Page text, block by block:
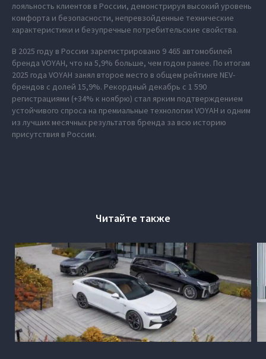
лояльность клиентов в России, демонстрируя высокий уровень
комфорта и безопасности, непревзойденные технические
характеристики и безупречные потребительские свойства.
В 2025 году в России зарегистрировано 9 465 автомобилей
бренда VOYAH, что на 5,9% больше, чем годом ранее. По итогам
2025 года VOYAH занял второе место в общем рейтинге NEV-
брендов с долей 15,9%. Рекордный декабрь с 1 590
регистрациями (+34% к ноябрю) стал ярким подтверждением
устойчивого спроса на премиальные технологии VOYAH и одним
из лучших месячных результатов бренда за всю историю
присутствия в России.
Читайте также